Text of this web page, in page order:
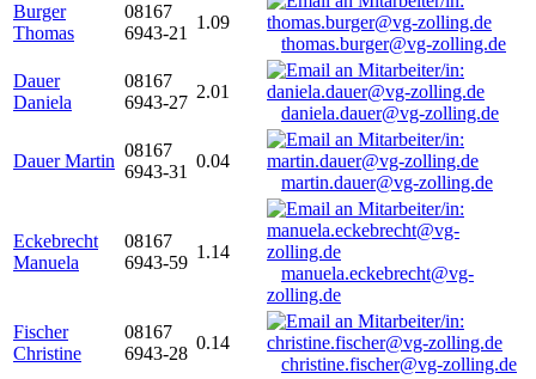
Burger
Thomas
08167
6943-21
1.09
thomas.burger@vg-zolling.de
Dauer
Daniela
08167
6943-27
2.01
daniela.dauer@vg-zolling.de
Dauer Martin
08167
6943-31
0.04
martin.dauer@vg-zolling.de
Eckebrecht
Manuela
08167
6943-59
1.14
manuela.eckebrecht@vg-
zolling.de
Fischer
Christine
08167
6943-28
0.14
christine.fischer@vg-zolling.de